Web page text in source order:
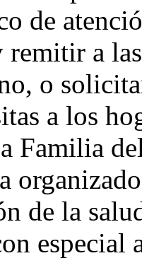
de
remitir a
o
a los
Familia
de la
especial